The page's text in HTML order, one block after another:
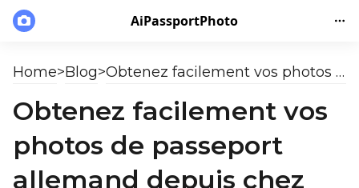
AiPassportPhoto
Home>Blog> Obtenez facilement vos photos de passeport allemand depuis chez vous
Obtenez facilement vos
photos de passeport
allemand depuis chez